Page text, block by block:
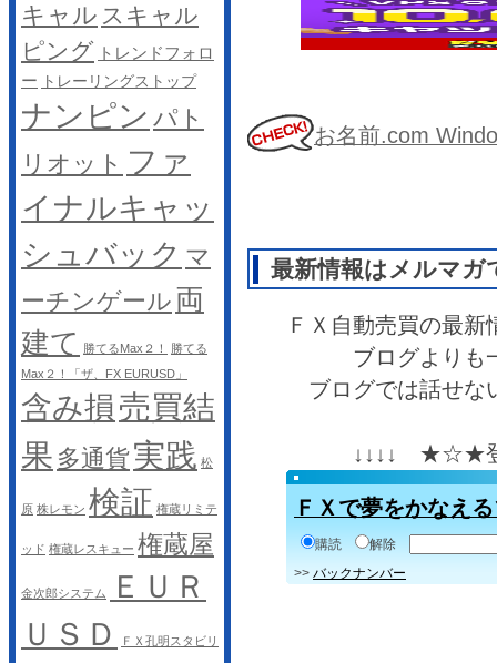
お名前.com
最新情報はメルマガ
ＦＸ自動売買の最
ブログよりも
ブログでは話せな
↓↓↓↓ ★☆★
ＦＸで夢をかなえ
購読
解除
>> バックナンバー
キャル スキャル
ピング トレンドフォロ
ー トレーリングストップ
ナンピン パト
リオット ファ
イナルキャッ
シュバック マ
ーチンゲール 両
建て
勝てるMax２！
勝てる
Max２！「ザ、FX EURUSD」
含み損売買結
果 多通貨実践 松
原 株レモン 検証 権蔵リミテ
ッド 権蔵レスキュー 権蔵屋
金次郎システム
ＥＵＲ
ＵＳＤ
ＦＸ孔明スタビリ